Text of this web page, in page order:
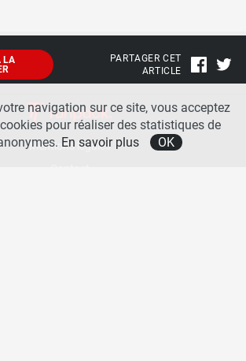
LA
PARTAGER CET
ARTICLE
Mentions légales
navigation sur ce site, vous acceptez
pour réaliser des statistiques de
En savoir plus OK